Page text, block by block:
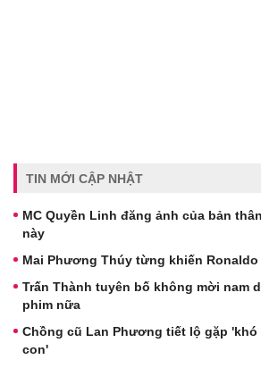
TIN MỚI CẬP NHẬT
MC Quyền Linh đăng ảnh của bản
này
Mai Phương Thúy từng khiến
Trấn Thành tuyên bố không mời nam
phim nữa
Chồng cũ Lan Phương tiết lộ gặp 'khó
con'